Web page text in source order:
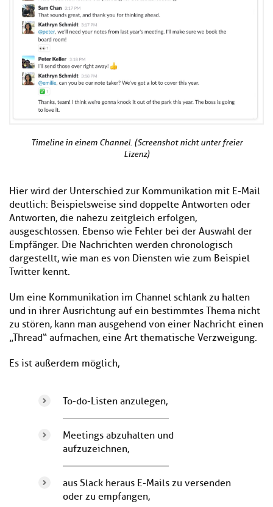
Timeline in einem Channel. (Screenshot nicht unter freier
Lizenz)
Hier wird der Unterschied zur Kommunikation mit E-Mail
deutlich: Beispielsweise sind doppelte Antworten oder
Antworten, die nahezu zeitgleich erfolgen,
ausgeschlossen. Ebenso wie Fehler bei der Auswahl der
Empfänger. Die Nachrichten werden chronologisch
dargestellt, wie man es von Diensten wie zum Beispiel
Twitter kennt.
Um eine Kommunikation im Channel schlank zu halten
und in ihrer Ausrichtung auf ein bestimmtes Thema nicht
zu stören, kann man ausgehend von einer Nachricht einen
„Thread“ aufmachen, eine Art thematische Verzweigung.
Es ist außerdem möglich,
To-do-Listen anzulegen,
Meetings abzuhalten und
aufzuzeichnen,
aus Slack heraus E-Mails zu versenden
oder zu empfangen,